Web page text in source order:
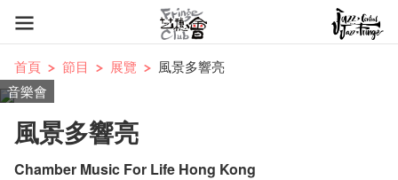
首頁 節目 展覽
風景多響亮
音樂會
風景多響亮
Chamber Music For Life Hong Kong